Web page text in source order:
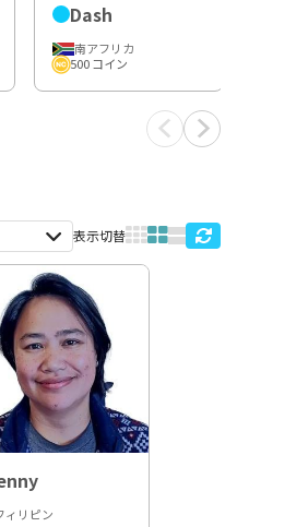
Dash
南アフリカ
500 コイン
表示切替
ィリピン